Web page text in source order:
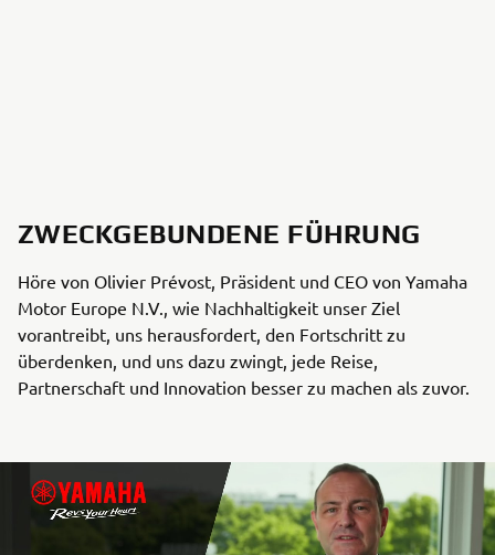
ZWECKGEBUNDENE FÜHRUNG
Höre von Olivier Prévost, Präsident und CEO von Yamaha
Motor Europe N.V., wie Nachhaltigkeit unser Ziel
vorantreibt, uns herausfordert, den Fortschritt zu
überdenken, und uns dazu zwingt, jede Reise,
Partnerschaft und Innovation besser zu machen als zuvor.